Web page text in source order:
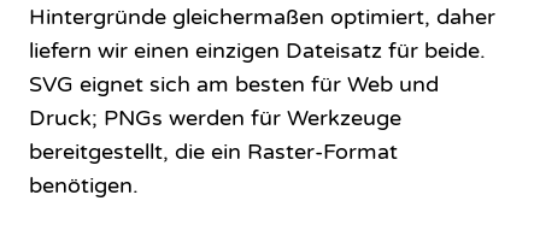
Hintergründe gleichermaßen optimiert, daher
liefern wir einen einzigen Dateisatz für beide.
SVG eignet sich am besten für Web und
Druck; PNGs werden für Werkzeuge
bereitgestellt, die ein Raster-Format
benötigen.